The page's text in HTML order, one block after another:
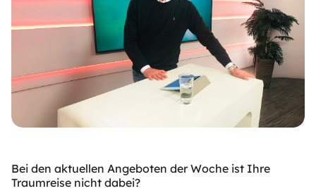
Bei den aktuellen Angeboten der Woche ist Ihre
Traumreise nicht dabei?